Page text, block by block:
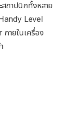
ถาปนิกทั้งหลาย
Level
ายในเครื่อง